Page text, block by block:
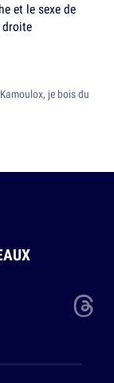
et le sexe de
droite
je bois du